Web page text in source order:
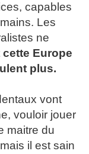
capables
Les
ne
cette Europe
plus.
vont
vouloir jouer
maitre du
il est sain